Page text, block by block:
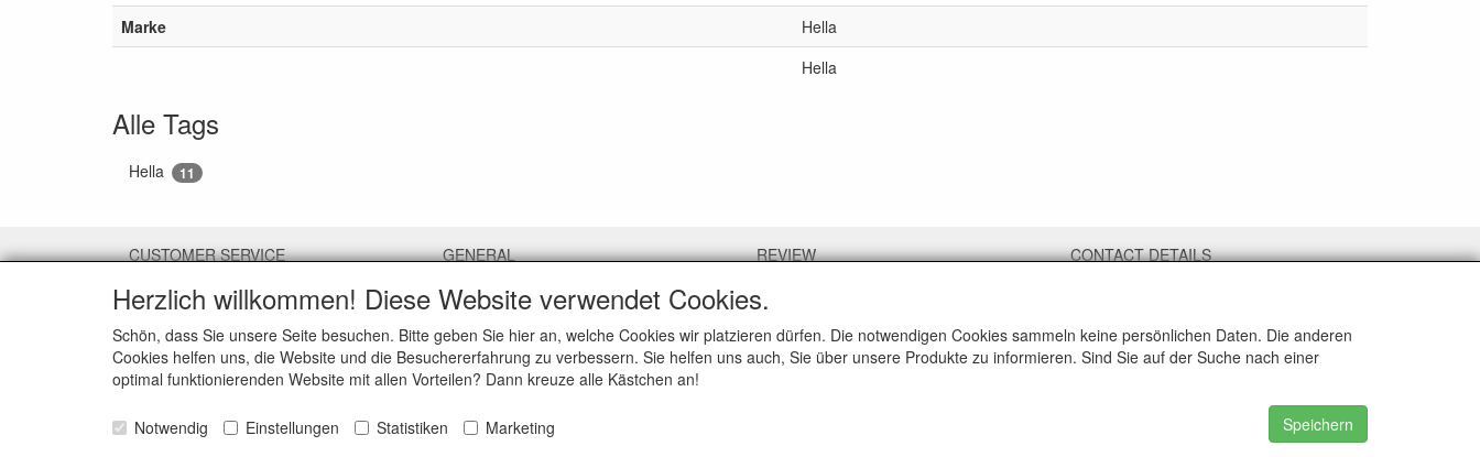
Marke
Hella
Hella
Alle Tags
Hella 11
CUSTOMER SERVICE
Contact
Shipping
Returns
GENERAL
About us
Privacy policy
Disclaimer
REVIEW
What do others say about us?
Customers rate our service, price and
speed with an average score of 9.4 (Q1
CONTACT DETAILS
The Netherlands
Herzlich willkommen! Diese Website verwendet Cookies.
Schön, dass Sie unsere Seite besuchen. Bitte geben Sie hier an, welche Cookies wir platzieren dürfen. Die notwendigen Cookies sammeln keine persönlichen Daten. Die anderen
Cookies helfen uns, die Website und die Besuchererfahrung zu verbessern. Sie helfen uns auch, Sie über unsere Produkte zu informieren. Sind Sie auf der Suche nach einer
optimal funktionierenden Website mit allen Vorteilen? Dann kreuze alle Kästchen an!
Notwendig Einstellungen Statistiken Marketing Speichern